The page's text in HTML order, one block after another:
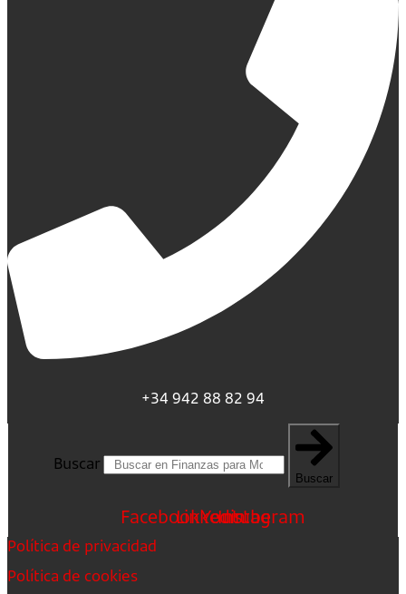
+34 942 88 82 94
Buscar
Buscar
FacebookLinkedin
Youtube
Instagram
Política de privacidad
Política de cookies